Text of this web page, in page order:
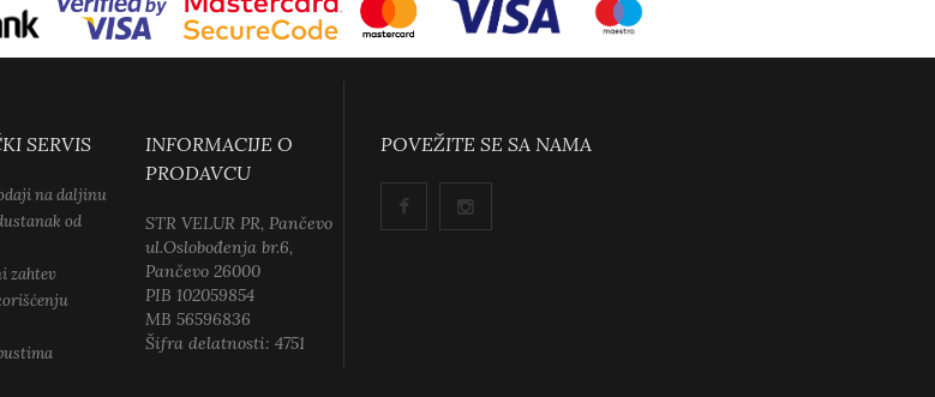
SERVIS
na daljinu
od
zahtev
INFORMACIJE O
PRODAVCU
STR VELUR PR, Pančevo
ul.Oslobođenja br.6,
Pančevo 26000
PIB 102059854
MB 56596836
Šifra delatnosti: 4751
POVEŽITE SE SA NAMA